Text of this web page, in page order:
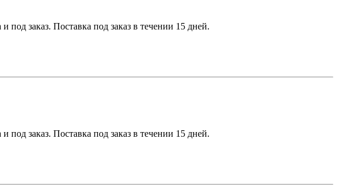
заказ. Поставка под заказ в течении 15 дней.
заказ. Поставка под заказ в течении 15 дней.